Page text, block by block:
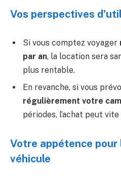
Vos perspectives
Si vous comptez voyager
par an, la location sera
plus rentable.
En revanche, si vous
régulièrement votre
périodes, l’achat peut
Votre appétence pour
véhicule